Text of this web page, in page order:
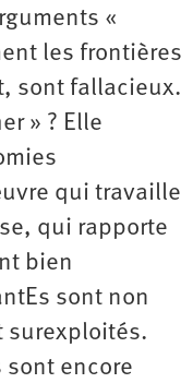
«
les frontières
sont fallacieux.
» ? Elle
qui travaille
qui rapporte
bien
sont non
surexploités.
encore